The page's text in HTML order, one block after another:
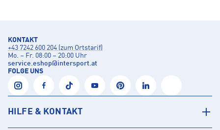
KONTAKT
+43 7242 600 204 (zum Ortstarif)
Mo. – Fr. 08:00 – 20:00 Uhr
service.eshop@intersport.at
FOLGE UNS
HILFE & KONTAKT